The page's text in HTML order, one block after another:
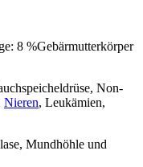
8 %Gebärmutterkörper
Non-
Nieren, Leukämien,
Mundhöhle und